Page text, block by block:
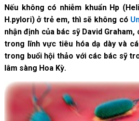
Nếu không có nhiễm khuẩn Hp
H.pylori) ở trẻ em, thì sẽ không có
nhận định của bác sỹ David
trong lĩnh vực tiêu hóa dạ dày và
trong buổi hội thảo với các bác sỹ
lâm sàng Hoa Kỳ.